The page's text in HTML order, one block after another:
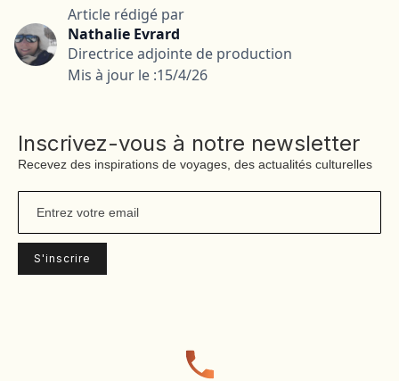
Article rédigé par
Nathalie Evrard
Directrice adjointe de production
Mis à jour le :15/4/26
Inscrivez-vous à notre newsletter
Recevez des inspirations de voyages, des actualités culturelles